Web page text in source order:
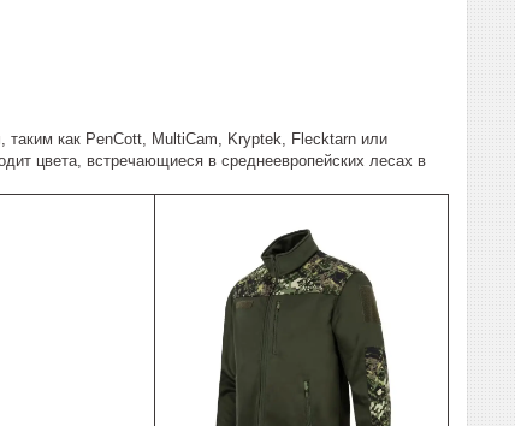
как PenCott, MultiCam, Kryptek, Flecktarn или
цвета, встречающиеся в среднеевропейских лесах в